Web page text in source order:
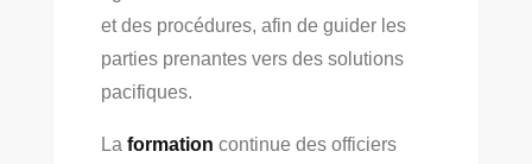
et des procédures, afin de guider les
parties prenantes vers des solutions
pacifiques.
La formation continue des officiers